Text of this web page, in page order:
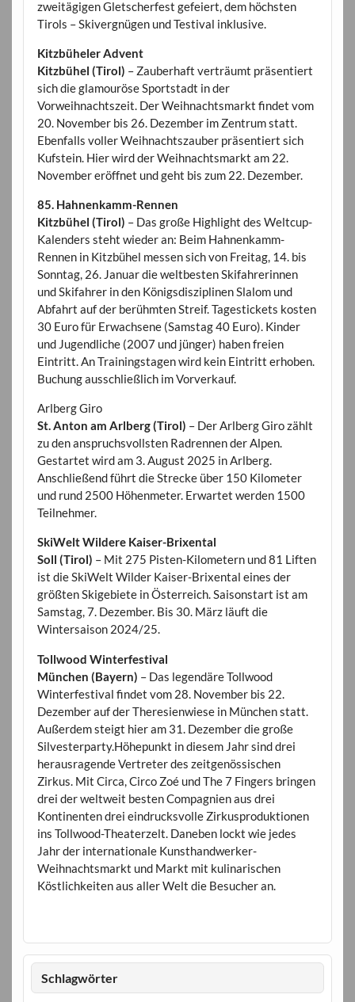
zweitägigen Gletscherfest gefeiert, dem höchsten
Tirols – Skivergnügen und Testival inklusive.
Kitzbüheler Advent
Kitzbühel (Tirol) – Zauberhaft verträumt präsentiert
sich die glamouröse Sportstadt in der
Vorweihnachtszeit. Der Weihnachtsmarkt findet vom
20. November bis 26. Dezember im Zentrum statt.
Ebenfalls voller Weihnachtszauber präsentiert sich
Kufstein. Hier wird der Weihnachtsmarkt am 22.
November eröffnet und geht bis zum 22. Dezember.
85. Hahnenkamm-Rennen
Kitzbühel (Tirol) – Das große Highlight des Weltcup-
Kalenders steht wieder an: Beim Hahnenkamm-
Rennen in Kitzbühel messen sich von Freitag, 14. bis
Sonntag, 26. Januar die weltbesten Skifahrerinnen
und Skifahrer in den Königsdisziplinen Slalom und
Abfahrt auf der berühmten Streif. Tagestickets kosten
30 Euro für Erwachsene (Samstag 40 Euro). Kinder
und Jugendliche (2007 und jünger) haben freien
Eintritt. An Trainingstagen wird kein Eintritt erhoben.
Buchung ausschließlich im Vorverkauf.
Arlberg Giro
St. Anton am Arlberg (Tirol) – Der Arlberg Giro zählt
zu den anspruchsvollsten Radrennen der Alpen.
Gestartet wird am 3. August 2025 in Arlberg.
Anschließend führt die Strecke über 150 Kilometer
und rund 2500 Höhenmeter. Erwartet werden 1500
Teilnehmer.
SkiWelt Wildere Kaiser-Brixental
Soll (Tirol) – Mit 275 Pisten-Kilometern und 81 Liften
ist die SkiWelt Wilder Kaiser-Brixental eines der
größten Skigebiete in Österreich. Saisonstart ist am
Samstag, 7. Dezember. Bis 30. März läuft die
Wintersaison 2024/25.
Tollwood Winterfestival
München (Bayern) – Das legendäre Tollwood
Winterfestival findet vom 28. November bis 22.
Dezember auf der Theresienwiese in München statt.
Außerdem steigt hier am 31. Dezember die große
Silvesterparty.Höhepunkt in diesem Jahr sind drei
herausragende Vertreter des zeitgenössischen
Zirkus. Mit Circa, Circo Zoé und The 7 Fingers bringen
drei der weltweit besten Compagnien aus drei
Kontinenten drei eindrucksvolle Zirkusproduktionen
ins Tollwood-Theaterzelt. Daneben lockt wie jedes
Jahr der internationale Kunsthandwerker-
Weihnachtsmarkt und Markt mit kulinarischen
Köstlichkeiten aus aller Welt die Besucher an.
Schlagwörter